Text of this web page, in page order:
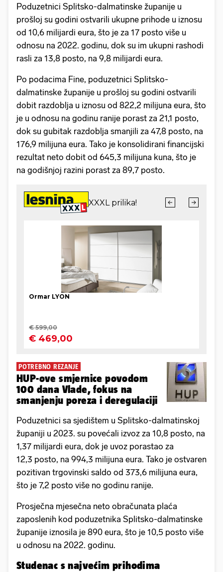
Poduzetnici Splitsko-dalmatinske županije u
prošloj su godini ostvarili ukupne prihode u iznosu
od 10,6 milijardi eura, što je za 17 posto više u
odnosu na 2022. godinu, dok su im ukupni rashodi
rasli za 13,8 posto, na 9,8 milijardi eura.
Po podacima Fine, poduzetnici Splitsko-
dalmatinske županije u prošloj su godini ostvarili
dobit razdoblja u iznosu od 822,2 milijuna eura, što
je u odnosu na godinu ranije porast za 21,1 posto,
dok su gubitak razdoblja smanjili za 47,8 posto, na
176,9 milijuna eura. Tako je konsolidirani financijski
rezultat neto dobit od 645,3 milijuna kuna, što je
na godišnjoj razini porast za 89,7 posto.
POTREBNO REZANJE
HUP-ove smjernice povodom
100 dana Vlade, fokus na
smanjenju poreza i deregulaciji
Poduzetnici sa sjedištem u Splitsko-dalmatinskoj
županiji u 2023. su povećali izvoz za 10,8 posto, na
1,37 milijardi eura, dok je uvoz porastao za
12,3 posto, na 994,3 milijuna eura. Tako je ostvaren
pozitivan trgovinski saldo od 373,6 milijuna eura,
što je 7,2 posto više no godinu ranije.
Prosječna mjesečna neto obračunata plaća
zaposlenih kod poduzetnika Splitsko-dalmatinske
županije iznosila je 890 eura, što je 10,5 posto više
u odnosu na 2022. godinu.
Studenac s najvećim prihodima